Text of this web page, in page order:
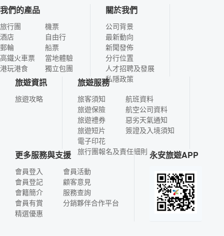
我們的產品
旅行團
酒店
郵輪
高鐵火車票
港玩港食
機票
自由行
船票
當地體驗
獨立包團
關於我們
公司背景
最新動向
新聞發佈
分行位置
人才招聘及發展
私隱政策
旅遊資訊
旅遊攻略
旅遊服務
旅客須知
旅遊保險
旅遊禮券
旅遊短片
電子印花
航班資料
航空公司資料
惡劣天氣通知
簽證及入境須知
旅行團報名及責任細則
更多服務與支援
會員登入
會員登記
會籍簡介
會員有賞
精選優惠
會員活動
顧客意見
服務查詢
分銷夥伴合作平台
永安旅遊APP